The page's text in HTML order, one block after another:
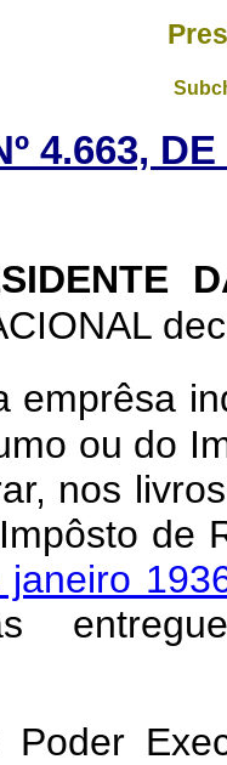
4.663,
emprêsa
ou do
nos
de